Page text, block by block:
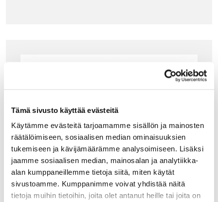
Tämä sivusto käyttää evästeitä
Käytämme evästeitä tarjoamamme sisällön ja mainosten
räätälöimiseen, sosiaalisen median ominaisuuksien
tukemiseen ja kävijämäärämme analysoimiseen. Lisäksi
jaamme sosiaalisen median, mainosalan ja analytiikka-
alan kumppaneillemme tietoja siitä, miten käytät
sivustoamme. Kumppanimme voivat yhdistää näitä
tietoja muihin tietoihin, joita olet antanut heille tai joita on